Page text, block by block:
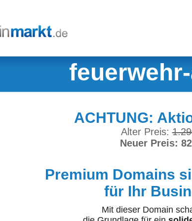
ACHTUNG:
Alter Preis:
Neuer Preis:
Premium Domains
für Ihr
Mit dieser Domain